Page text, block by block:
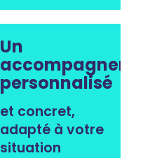
Un
personnalisé
et concret,
adapté à votre
situation